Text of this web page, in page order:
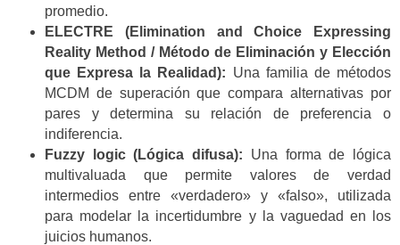
promedio.
ELECTRE (Elimination and Choice Expressing
Reality Method / Método de Eliminación y Elección
que Expresa la Realidad): Una familia de métodos
MCDM de superación que compara alternativas por
pares y determina su relación de preferencia o
indiferencia.
Fuzzy logic (Lógica difusa): Una forma de lógica
multivaluada que permite valores de verdad
intermedios entre «verdadero» y «falso», utilizada
para modelar la incertidumbre y la vaguedad en los
juicios humanos.